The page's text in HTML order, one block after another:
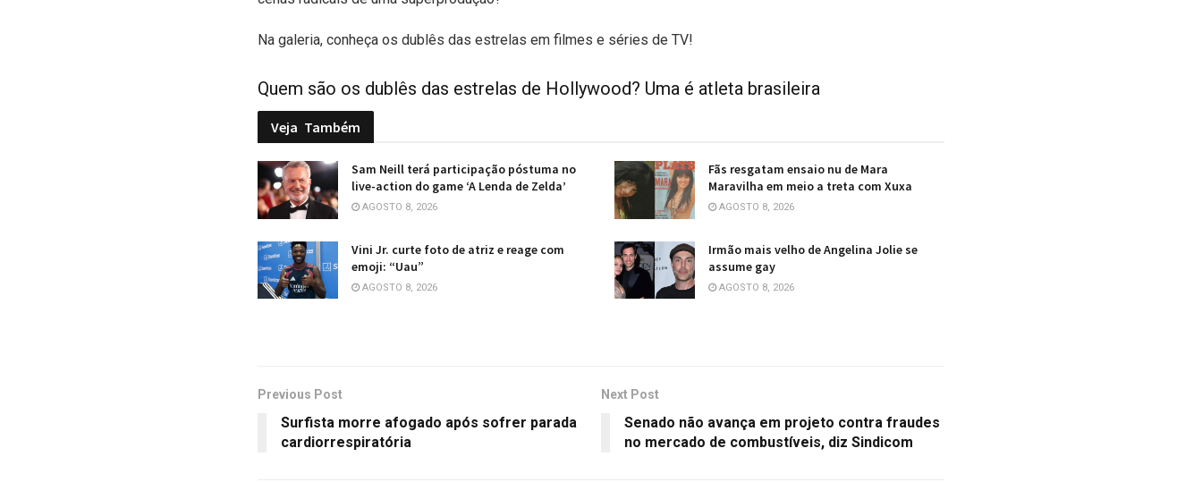
Na galeria, conheça os dublês das estrelas em filmes e séries de TV!
Quem são os dublês das estrelas de Hollywood? Uma é atleta brasileira
Veja Também
Sam Neill terá participação póstuma no
live-action do game ‘A Lenda de Zelda’
AGOSTO 8, 2026
Fãs resgatam ensaio nu de Mara
Maravilha em meio a treta com Xuxa
AGOSTO 8, 2026
Vini Jr. curte foto de atriz e reage com
emoji: “Uau”
AGOSTO 8, 2026
Irmão mais velho de Angelina Jolie se
assume gay
AGOSTO 8, 2026
Previous Post
Surfista morre afogado após sofrer parada
cardiorrespiratória
Next Post
Senado não avança em projeto contra fraudes
no mercado de combustíveis, diz Sindicom